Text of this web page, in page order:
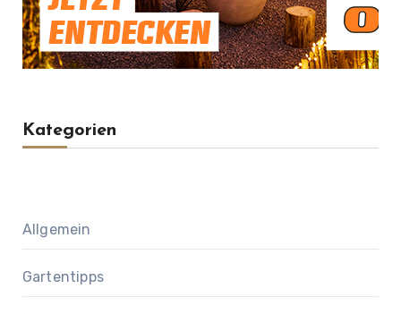
Kategorien
Allgemein
Gartentipps